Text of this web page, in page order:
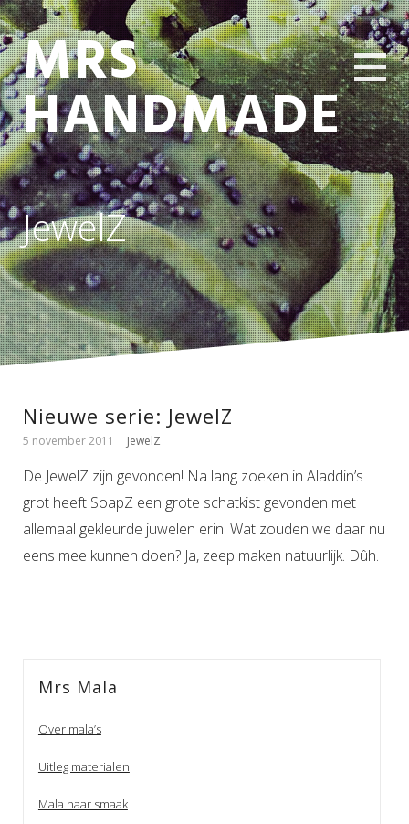
MRS
HANDMADE
JewelZ
Nieuwe serie: JewelZ
5 november 2011 JewelZ
De JewelZ zijn gevonden! Na lang zoeken in Aladdin’s
grot heeft SoapZ een grote schatkist gevonden met
allemaal gekleurde juwelen erin. Wat zouden we daar nu
eens mee kunnen doen? Ja, zeep maken natuurlijk. Dûh.
Mrs Mala
Over mala’s
Uitleg materialen
Mala naar smaak